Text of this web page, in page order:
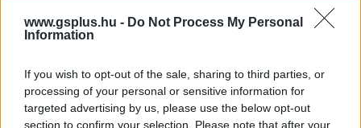
www.gsplus.hu - Do Not Process My Personal
Information
If you wish to opt-out of the sale, sharing to third parties, or
processing of your personal or sensitive information for
targeted advertising by us, please use the below opt-out
section to confirm your selection. Please note that after your
A nap nyertese a srác, aki
a Baldur's Gate 3-ban
daev|2025 november 7. 11:01